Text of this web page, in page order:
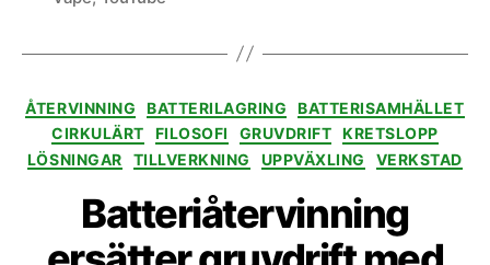
Kategorier
ÅTERVINNING BATTERILAGRING
BATTERISAMHÄLLET
CIRKULÄRT
FILOSOFI GRUVDRIFT
KRETSLOPP
LÖSNINGAR
TILLVERKNING UPPVÄXLING VERKSTAD
Batteriåtervinning